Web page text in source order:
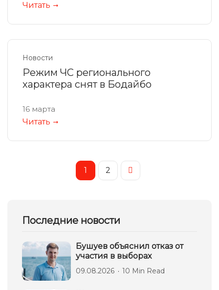
Читать
Новости
Режим ЧС регионального
характера снят в Бодайбо
16 марта
Читать
1 2
Последние новости
Бушуев объяснил отказ от
участия в выборах
09.08.2026 10 Min Read